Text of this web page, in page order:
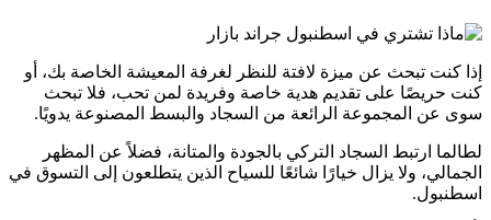
إذا كنت تبحث عن ميزة لافتة للنظر لغرفة المعيشة الخاصة بك، أو
كنت حريصًا على تقديم هدية خاصة وفريدة لمن تحب، فلا تبحث
سوى عن المجموعة الرائعة من السجاد والبسط المصنوعة يدويًا.
لطالما ارتبط السجاد التركي بالجودة والمتانة، فضلاً عن المظهر
الجمالي، ولا يزال خيارًا شائعًا للسياح الذين يتطلعون إلى التسوق في
اسطنبول.